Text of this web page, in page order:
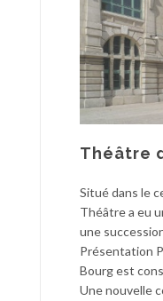
Théâtre
Situé dans le
Théâtre a eu
une
Présentation
Bourg est
Une nouvelle